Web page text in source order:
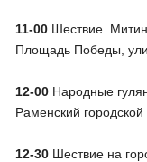
11-00 Шествие.
Площадь Победы,
12-00 Народные
Раменский
12-30 Шествие на